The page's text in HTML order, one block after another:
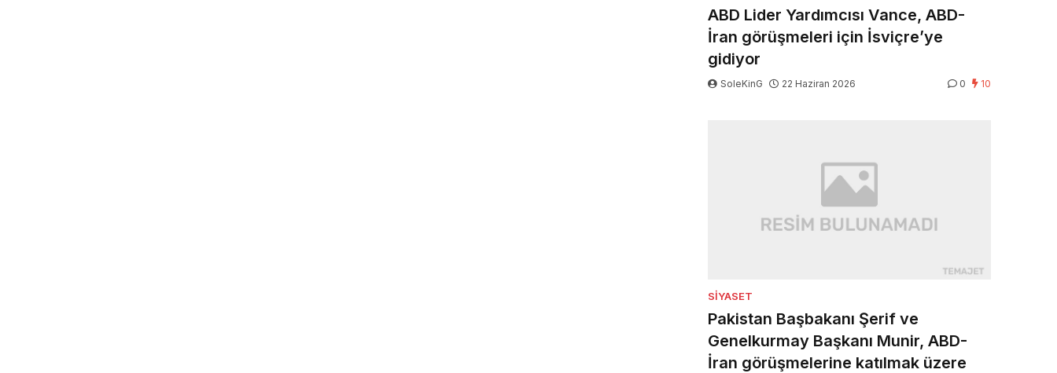
ABD Lider Yardımcısı Vance, ABD-
İran görüşmeleri için İsviçre’ye
gidiyor
SoleKinG 22 Haziran 2026 0 10
SIYASET
Pakistan Başbakanı Şerif ve
Genelkurmay Başkanı Munir, ABD-
İran görüşmelerine katılmak üzere